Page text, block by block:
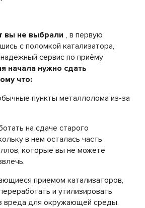
вы не выбрали , в первую
с поломкой катализатора,
сервис по приёму
начала нужно сдать
что:
пункты металлолома из-за
на сдаче старого
в нем осталась часть
которые вы не можете
приемом катализаторов,
и утилизировать
вреда для окружающей среды.